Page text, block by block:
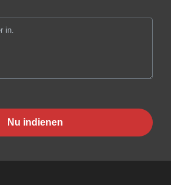
Nu indienen